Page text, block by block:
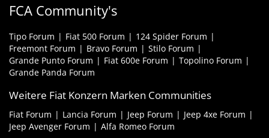
FCA Community's
Tipo Forum Fiat 500 Forum
124 Spider Forum
Freemont Forum
Bravo Forum
Stilo Forum
Grande Punto Forum
Fiat 600e Forum
Topolino Forum
Grande Panda Forum
Weitere Fiat Konzern Marken Communities
Fiat Forum Lancia Forum Jeep Forum
Jeep 4xe Forum
Jeep Avenger Forum
Alfa Romeo Forum